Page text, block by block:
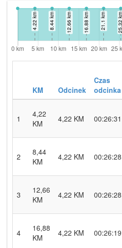
KM Odcinek
Czas
odcinka
1
4,22
KM
4,22 KM 00:26:31
2
8,44
KM
4,22 KM 00:26:28
3
12,66
KM
4,22 KM 00:26:28
4
16,88
KM
4,22 KM 00:26:19